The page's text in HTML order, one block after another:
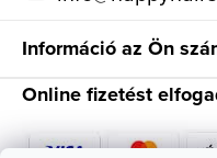
Információ az Ön
Online fizetést